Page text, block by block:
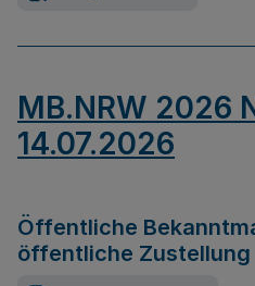
MB.NRW 2026
14.07.2026
Öffentliche
öffentliche Zustellung